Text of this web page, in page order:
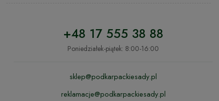
+48 17 555 38 88
Poniedziałek-piątek: 8:00-16:00
sklep@podkarpackiesady.pl
reklamacje@podkarpackiesady.pl